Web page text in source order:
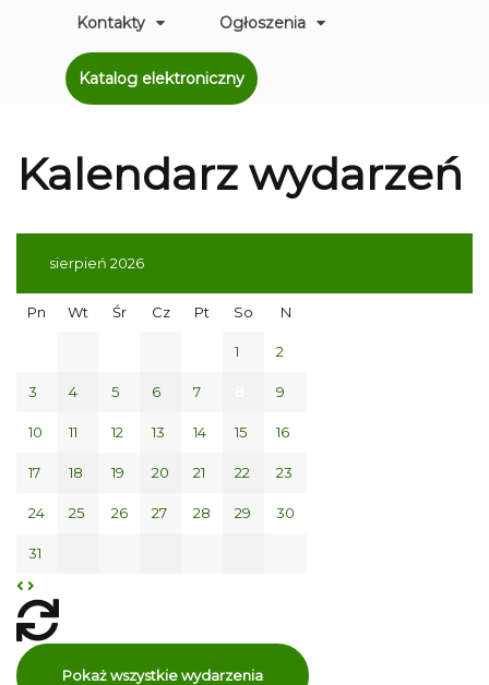
Kontakty Ogłoszenia
Katalog elektroniczny
Kalendarz wydarzeń
sierpień 2026
Pn Wt Śr Cz Pt So N
1 2
3 4 5 6 7 9
10 11 12 13 14 15 16
17 18 19 20 21 22 23
24 25 26 27 28 29 30
31
Pokaż wszystkie wydarzenia